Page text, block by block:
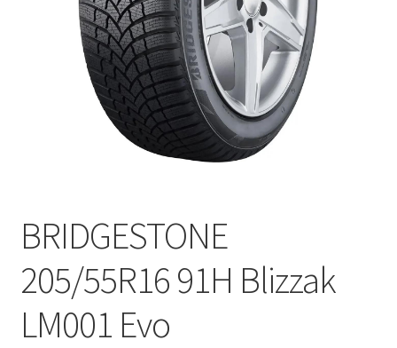
BRIDGESTONE
205/55R16 91H Blizzak
LM001 Evo